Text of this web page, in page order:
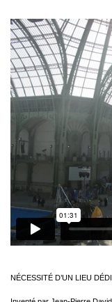
NÉCESSITÉ D’UN LIEU